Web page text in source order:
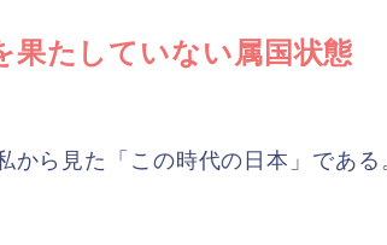
果たしていない属国状態
から見た「この時代の日本」である